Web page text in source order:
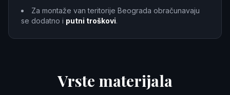
Za montaže van teritorije Beograda obračunavaju
se dodatno i putni troškovi.
Vrste materijala